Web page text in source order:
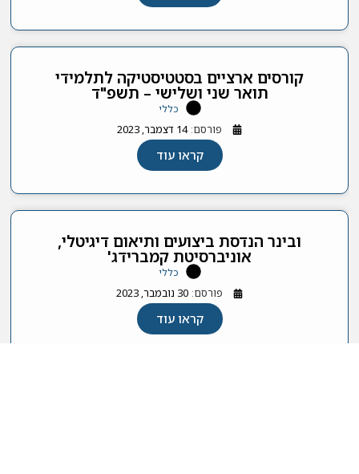
קורסים ארציים בסטטיסטיקה לתלמידי
תואר שני ושלישי – תשפ"ד
כללי
פורסם: 14 דצמבר, 2023
קראו עוד
ובינר הנדסת ביצועים ותיאום דיגיטלי,
אוניברסיטת קמברידג'
כללי
פורסם: 30 נובמבר, 2023
קראו עוד